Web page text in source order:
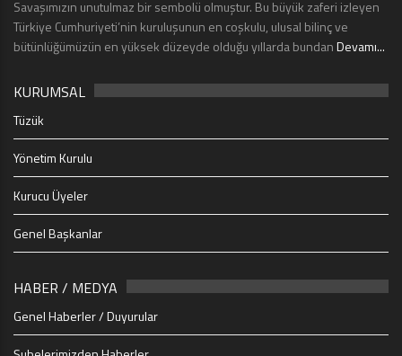
Savaşımızın unutulmaz bir sembolü olmuştur. Bu büyük zaferi izleyen
Türkiye Cumhuriyeti’nin kuruluşunun en coşkulu, ulusal bilinç ve
bütünlüğümüzün en yüksek düzeyde olduğu yıllarda bundanDevamı...
KURUMSAL
Tüzük
Yönetim Kurulu
Kurucu Üyeler
Genel Başkanlar
HABER / MEDYA
Genel Haberler / Duyurular